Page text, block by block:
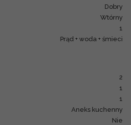
Dobry
Wtórny
1
prąd + woda + śmieci
2
1
1
Aneks kuchenny
Nie